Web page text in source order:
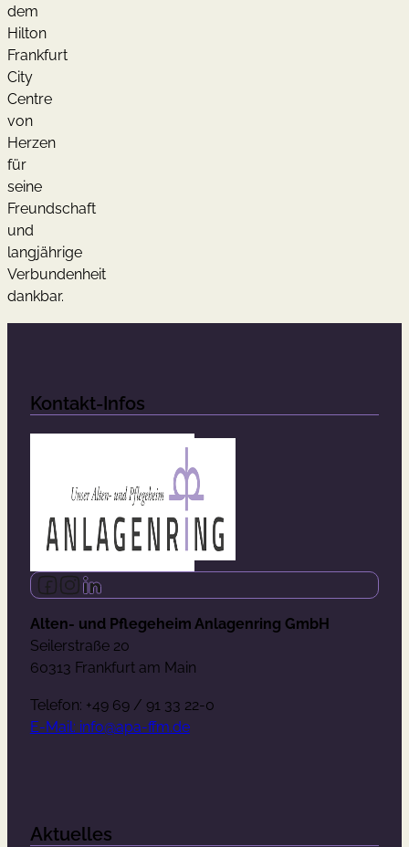
dem
Hilton
Frankfurt
City
Centre
von
Herzen
für
seine
Freundschaft
und
langjährige
Verbundenheit
dankbar.
Kontakt-Infos
Follow us on Facebook
Follow us on Instagram
Follow us on LinkedIn
Alten- und Pflegeheim Anlagenring GmbH
Seilerstraße 20
60313 Frankfurt am Main
Telefon: +49 69 / 91 33 22-0
E-Mail: info@apa-ffm.de
Aktuelles